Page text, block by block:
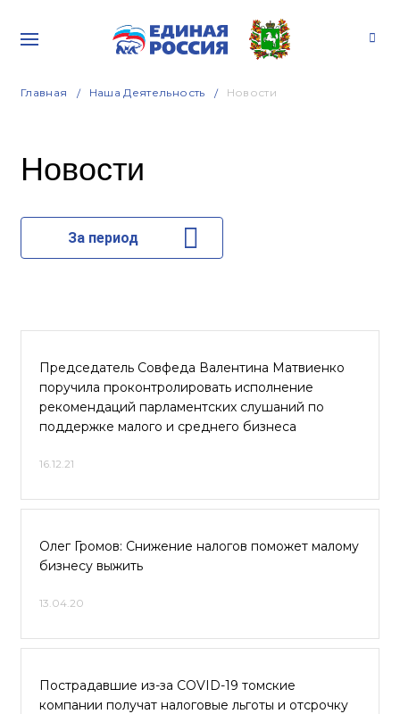
Главная Наша Деятельность Новости
Новости
За период
Председатель Совфеда Валентина Матвиенко
поручила проконтролировать исполнение
рекомендаций парламентских слушаний по
поддержке малого и среднего бизнеса
16.12.21
Олег Громов: Снижение налогов поможет малому
бизнесу выжить
13.04.20
Пострадавшие из-за COVID-19 томские
компании получат налоговые льготы и отсрочку